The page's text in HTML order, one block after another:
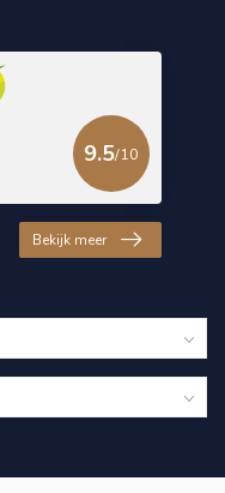
9.5/10
Bekijk meer